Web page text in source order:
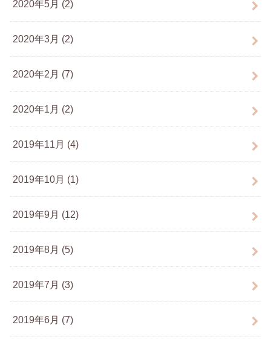
2020年5月 (2)
2020年3月 (2)
2020年2月 (7)
2020年1月 (2)
2019年11月 (4)
2019年10月 (1)
2019年9月 (12)
2019年8月 (5)
2019年7月 (3)
2019年6月 (7)